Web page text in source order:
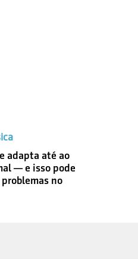
adapta até ao
— e isso pode
no